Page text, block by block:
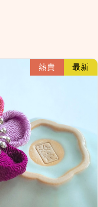
熱賣 最新
link